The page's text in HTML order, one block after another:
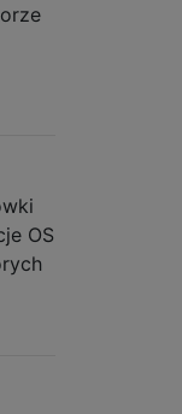
OS